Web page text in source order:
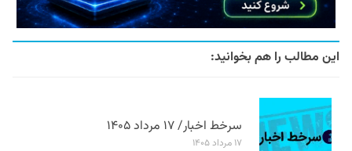
این مطالب را هم بخوانید:
سرخط اخبار/ ۱۷ مرداد ۱۴۰۵
۱۷ مرداد ۱۴۰۵